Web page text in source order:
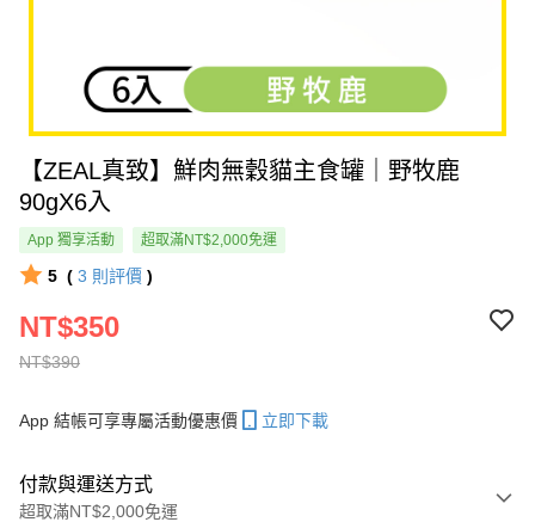
【ZEAL真致】鮮肉無穀貓主食罐｜野牧鹿
90gX6入
App 獨享活動 超取滿NT$2,000免運
5 ( 3 則評價 )
NT$390
NT$350
App 結帳可享專屬活動優惠價 立即下載
付款與運送方式
超取滿NT$2,000免運